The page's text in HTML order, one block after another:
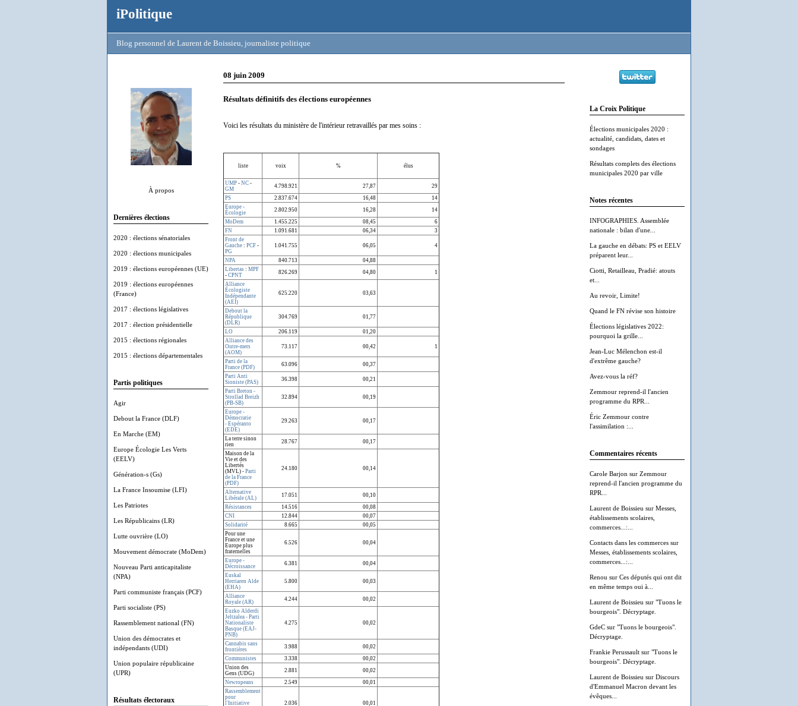
iPolitique
Blog personnel de Laurent de Boissieu, journaliste politique
À propos
Dernières élections
2020 : élections sénatoriales
2020 : élections municipales
2019 : élections européennes (UE)
2019 : élections européennes
(France)
2017 : élections législatives
2017 : élection présidentielle
2015 : élections régionales
2015 : élections départementales
Partis politiques
Agir
Debout la France (DLF)
En Marche (EM)
Europe Écologie Les Verts
(EELV)
Génération-s (Gs)
La France Insoumise (LFI)
Les Patriotes
Les Républicains (LR)
Lutte ouvrière (LO)
Mouvement démocrate (MoDem)
Nouveau Parti anticapitaliste
(NPA)
Parti communiste français (PCF)
Parti socialiste (PS)
Rassemblement national (FN)
Union des démocrates et
indépendants (UDI)
Union populaire républicaine
(UPR)
Résultats électoraux
La Croix Politique
Élections municipales 2020 :
actualité, candidats, dates et
sondages
Résultats complets des élections
municipales 2020 par ville
Notes récentes
INFOGRAPHIES. Assemblée
nationale : bilan d'une...
La gauche en débats: PS et EELV
préparent leur...
Ciotti, Retailleau, Pradié: atouts
et...
Au revoir, Limite!
Quand le FN révise son histoire
Élections législatives 2022:
pourquoi la grille...
Jean-Luc Mélenchon est-il
d'extrême gauche?
Avez-vous la réf?
Zemmour reprend-il l'ancien
programme du RPR...
Éric Zemmour contre
l'assimilation :...
Commentaires récents
Carole Barjon sur Zemmour
reprend-il l'ancien programme du
RPR...
Laurent de Boissieu sur Messes,
établissements scolaires,
commerces...:...
Contacts dans les commerces sur
Messes, établissements scolaires,
commerces...:...
Renou sur Ces députés qui ont dit
en même temps oui à...
Laurent de Boissieu sur "Tuons le
bourgeois". Décryptage.
GdeC sur "Tuons le bourgeois".
Décryptage.
Frankie Perussault sur "Tuons le
bourgeois". Décryptage.
Laurent de Boissieu sur Discours
d'Emmanuel Macron devant les
évêques...
08 juin 2009
Résultats définitifs des élections européennes
Voici les résultats du ministère de l'intérieur retravaillés par mes soins :
liste voix % élus
UMP - NC -
GM
4.798.921 27,87
29
PS
2.837.674 16,48
14
Europe -
Écologie
2.802.950 16,28
14
MoDem
1.455.225 08,45
6
FN
1.091.681 06,34
3
Front de
Gauche : PCF -
PG
1.041.755 06,05 4
NPA 840.713
04,88
Libertas : MPF
- CPNT 826.269 04,80
1
Alliance
Écologiste
Indépendante
(AEI)
625.220 03,63
Debout la
République
(DLR)
304.769 01,77
LO 206.119
01,20
Alliance des
Outre-mers
(AOM)
73.117 00,42 1
Parti de la
France (PDF)
63.096
00,37
Parti Anti
Sioniste (PAS)
36.398
00,21
Parti Breton -
Strollad Breizh
(PB-SB)
32.894 00,19
Europe -
Démocratie
- Espéranto
(EDE)
29.263 00,17
La terre sinon
rien
28.767
00,17
Maison de la
Vie et des
Libertés
(MVL) - Parti
de la France
(PDF)
24.180 00,14
Alternative
Libérale (AL)
17.051
00,10
Résistances
14.516
00,08
CNI
12.844
00,07
Solidarité
8.665
00,05
Pour une
France et une
Europe plus
fraternelles
6.526 00,04
Europe -
Décroissance
6.381
00,04
Euskal
Herriaren Alde
(EHA)
5.800 00,03
Alliance
Royale (AR)
4.244
00,02
Euzko Alderdi
Jeltzalea - Parti
Nationaliste
Basque (EAJ-
PNB)
4.275 00,02
Cannabis sans
frontières
3.988
00,02
Communistes
3.338
00,02
Union des
Gens (UDG)
2.881
00,02
Newropeans
2.549
00,01
Rassemblement
pour
l'Initiative
2.036 00,01